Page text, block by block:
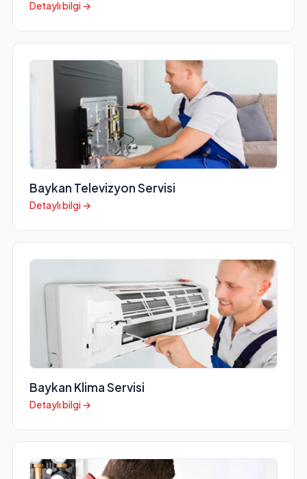
Detaylı bilgi →
Baykan Televizyon Servisi
Detaylı bilgi →
Baykan Klima Servisi
Detaylı bilgi →